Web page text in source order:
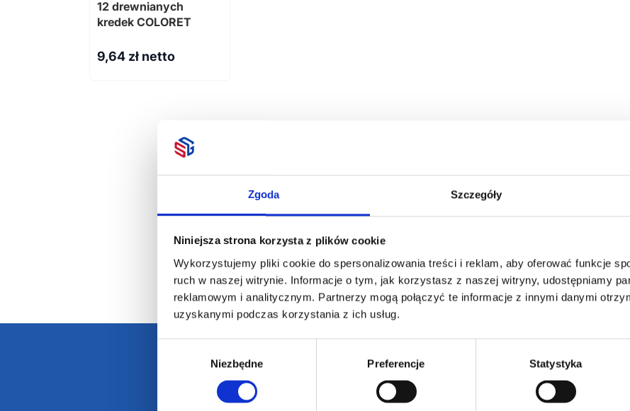
Zgoda Szczegóły
Niniejsza strona korzysta z plików cookie
Wykorzystujemy pliki cookie do spersonalizowania treści i reklam, aby oferować funkcje
ruch w naszej witrynie. Informacje o tym, jak korzystasz z naszej witryny, udostępniamy
reklamowym i analitycznym. Partnerzy mogą połączyć te informacje z innymi danymi
uzyskanymi podczas korzystania z ich usług.
Niezbędne Preferencje Statystyka
12 drewnianych
kredek COLORET
9,64 zł netto
Darmowa wizualizacja Profesjonalne